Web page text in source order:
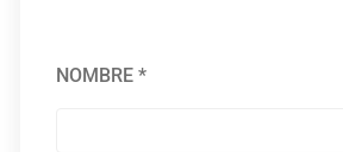
NOMBRE*